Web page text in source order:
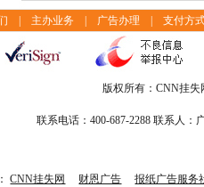
主办业务 广告办理 |支付方
版权所有：CNN挂失
联系电话：400-687-2288 联系人
CNN挂失网 财恩广告 报纸广告服务